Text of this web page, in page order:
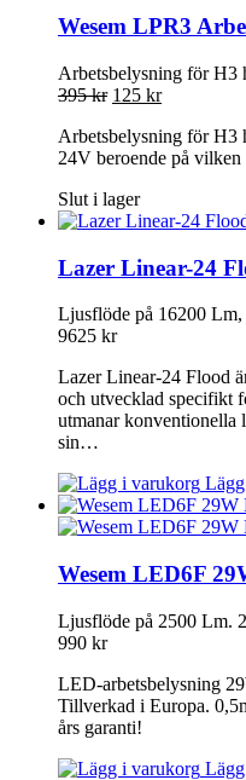
Wesem LPR3
Arbetsbelysning för H3
395kr 125 kr
Arbetsbelysning för H3
24V beroende på vilken
Slut i lager
Lazer Linear-24
Ljusflöde på 16200
9625 kr
Lazer Linear-24 Flood
och utvecklad specifikt
utmanar konventionella
sin…
Wesem LED6F
Ljusflöde på 2500 Lm.
990 kr
LED-arbetsbelysning
Tillverkad i Europa.
års garanti!